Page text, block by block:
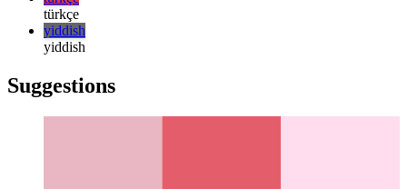
русский
русский
türkçe
yiddish
yiddish